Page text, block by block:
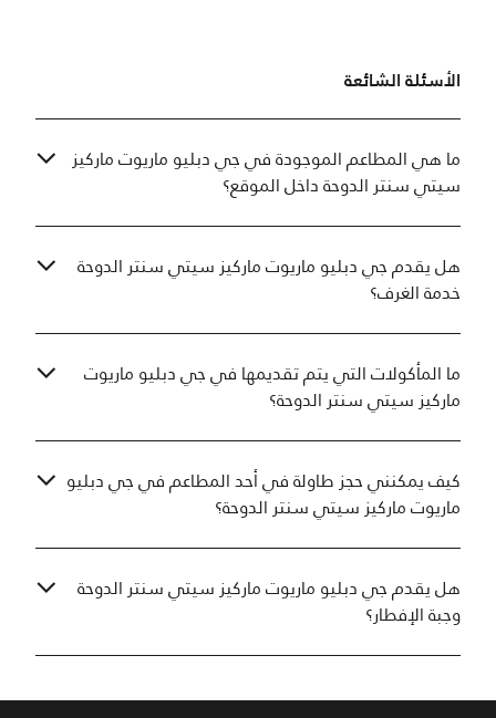
الأسئلة الشائعة
ما هي المطاعم الموجودة في جي دبليو ماريوت ماركيز
سيتي سنتر الدوحة داخل الموقع؟
هل يقدم جي دبليو ماريوت ماركيز سيتي سنتر الدوحة
خدمة الغرف؟
ما المأكولات التي يتم تقديمها في جي دبليو ماريوت
ماركيز سيتي سنتر الدوحة؟
كيف يمكنني حجز طاولة في أحد المطاعم في جي دبليو
ماريوت ماركيز سيتي سنتر الدوحة؟
هل يقدم جي دبليو ماريوت ماركيز سيتي سنتر الدوحة
وجبة الإفطار؟